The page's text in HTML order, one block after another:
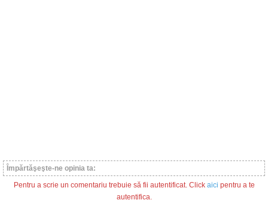
Împărtăşeşte-ne opinia ta:
Pentru a scrie un comentariu trebuie să fii autentificat. Click aici pentru a te
autentifica.